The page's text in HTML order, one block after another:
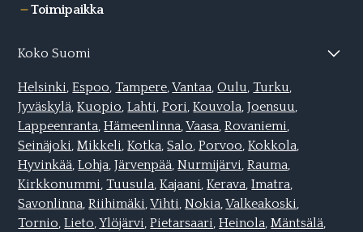
Toimipaikka
Koko Suomi
Helsinki,Espoo,Tampere,Vantaa,Oulu,Turku,
Jyväskylä,Kuopio,Lahti, Pori,Kouvola,Joensuu,
Lappeenranta,Hämeenlinna,Vaasa,Rovaniemi,
Seinäjoki,Mikkeli, Kotka,Salo,Porvoo,Kokkola,
Hyvinkää,Lohja,Järvenpää,Nurmijärvi,Rauma,
Kirkkonummi,Tuusula,Kajaani,Kerava,Imatra,
Savonlinna,Riihimäki,Vihti,Nokia,Valkeakoski,
Tornio,Lieto,Ylöjärvi,Pietarsaari,Heinola,Mäntsälä,